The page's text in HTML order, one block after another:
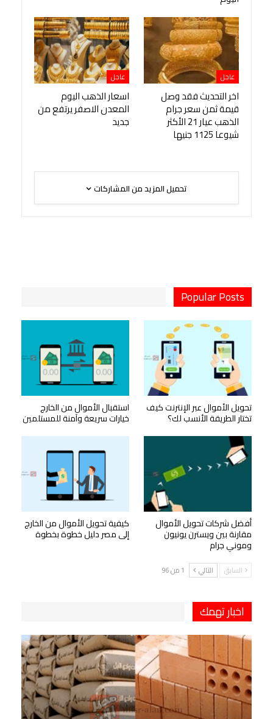
عاجل
اخر التحديث فقد وصل
قيمة ثمن سعر جرام
الذهب عيار 21 الأكثر
شيوعا 1125 جنيها
عاجل
اسعار الذهب اليوم
المعدن الاصفر يرتفع من
جديد
تحميل المزيد من المشاركات
Popular Posts
تحويل الأموال عبر الإنترنت كيف
تختار الطريقة الأنسب لك؟
استقبال الأموال من الخارج
خيارات سريعة وآمنة للمستلمين
أفضل شركات تحويل الأموال
مقارنة بين ويسترن يونيون
وموني جرام
كيفية تحويل الأموال من الخارج
إلى مصر دليل خطوة بخطوة
السابق التالي 1 من 96
اخبار تهمك